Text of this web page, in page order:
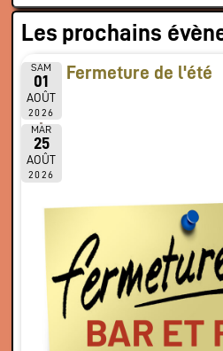
Les prochains
SAM
01
AOÛT
2026
MAR
25
AOÛT
2026
Fermeture de l'été